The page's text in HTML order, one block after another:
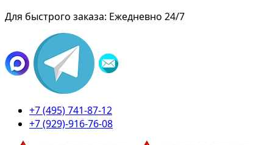
Для быстрого заказа: Ежедневно 24/7
+7 (495) 741-87-12
+7 (929)-916-76-08